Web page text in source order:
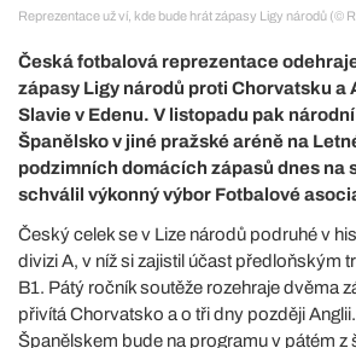
Reprezentace už ví, kde bude hrát zápasy Ligy národů (©
Česká fotbalová reprezentace
zápasy Ligy národů proti Chorvatsku a
Slavie v Edenu. V listopadu pak
Španělsko v jiné pražské aréně na
podzimních domácích zápasů dnes na
schválil výkonný výbor Fotbalové
Český celek se v Lize národů podruhé v
divizi A, v níž si zajistil účast předloňským
B1. Pátý ročník soutěže rozehraje dvěma
přivítá Chorvatsko a o tři dny později
Španělskem bude na programu v pátém z